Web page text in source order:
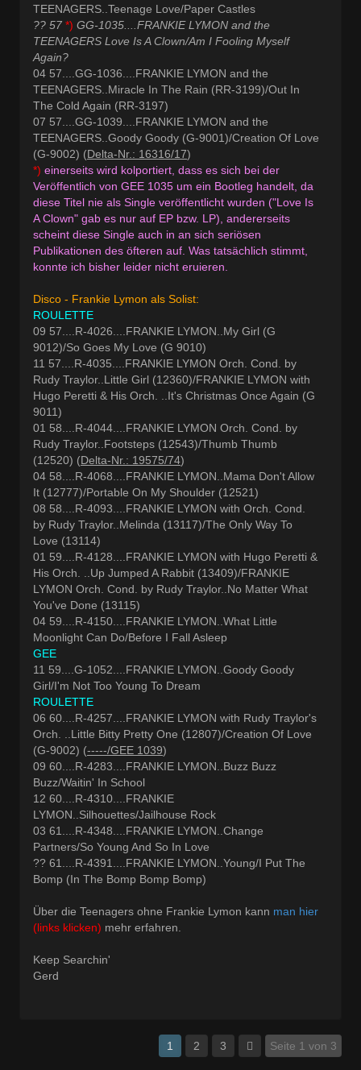
TEENAGERS..Teenage Love/Paper Castles
?? 57 *) GG-1035....FRANKIE LYMON and the
TEENAGERS Love Is A Clown/Am I Fooling Myself
Again?
04 57....GG-1036....FRANKIE LYMON and the
TEENAGERS..Miracle In The Rain (RR-3199)/Out In
The Cold Again (RR-3197)
07 57....GG-1039....FRANKIE LYMON and the
TEENAGERS..Goody Goody (G-9001)/Creation Of Love
(G-9002) (Delta-Nr.: 16316/17)
*) einerseits wird kolportiert, dass es sich bei der
Veröffentlich von GEE 1035 um ein Bootleg handelt, da
diese Titel nie als Single veröffentlicht wurden ("Love Is
A Clown" gab es nur auf EP bzw. LP), andererseits
scheint diese Single auch in an sich seriösen
Publikationen des öfteren auf. Was tatsächlich stimmt,
konnte ich bisher leider nicht eruieren.
Disco - Frankie Lymon als Solist:
ROULETTE
09 57....R-4026....FRANKIE LYMON..My Girl (G
9012)/So Goes My Love (G 9010)
11 57....R-4035....FRANKIE LYMON Orch. Cond. by
Rudy Traylor..Little Girl (12360)/FRANKIE LYMON with
Hugo Peretti & His Orch. ..It's Christmas Once Again (G
9011)
01 58....R-4044....FRANKIE LYMON Orch. Cond. by
Rudy Traylor..Footsteps (12543)/Thumb Thumb
(12520) (Delta-Nr.: 19575/74)
04 58....R-4068....FRANKIE LYMON..Mama Don't Allow
It (12777)/Portable On My Shoulder (12521)
08 58....R-4093....FRANKIE LYMON with Orch. Cond.
by Rudy Traylor..Melinda (13117)/The Only Way To
Love (13114)
01 59....R-4128....FRANKIE LYMON with Hugo Peretti &
His Orch. ..Up Jumped A Rabbit (13409)/FRANKIE
LYMON Orch. Cond. by Rudy Traylor..No Matter What
You've Done (13115)
04 59....R-4150....FRANKIE LYMON..What Little
Moonlight Can Do/Before I Fall Asleep
GEE
11 59....G-1052....FRANKIE LYMON..Goody Goody
Girl/I'm Not Too Young To Dream
ROULETTE
06 60....R-4257....FRANKIE LYMON with Rudy Traylor's
Orch. ..Little Bitty Pretty One (12807)/Creation Of Love
(G-9002) (-----/GEE 1039)
09 60....R-4283....FRANKIE LYMON..Buzz Buzz
Buzz/Waitin' In School
12 60....R-4310....FRANKIE
LYMON..Silhouettes/Jailhouse Rock
03 61....R-4348....FRANKIE LYMON..Change
Partners/So Young And So In Love
?? 61....R-4391....FRANKIE LYMON..Young/I Put The
Bomp (In The Bomp Bomp Bomp)
Über die Teenagers ohne Frankie Lymon kann man hier
(links klicken) mehr erfahren.
Keep Searchin'
Gerd
1 2 3 Seite 1 von 3